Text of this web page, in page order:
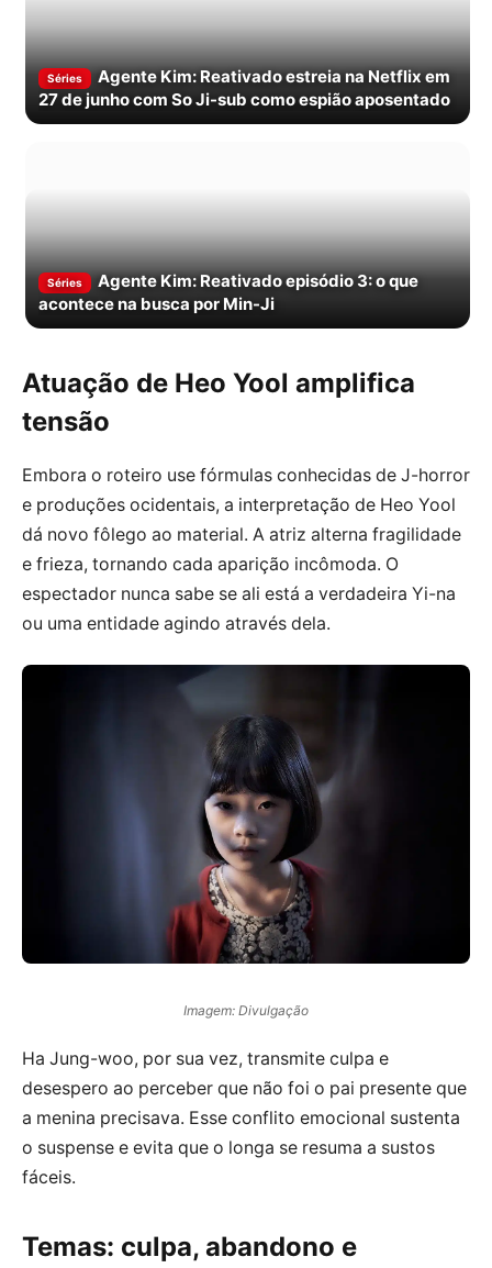
Séries
Agente Kim: Reativado estreia na Netflix em
27 de junho com So Ji-sub como espião aposentado
Séries
Agente Kim: Reativado episódio 3: o que
acontece na busca por Min-Ji
Atuação de Heo Yool amplifica
tensão
Embora o roteiro use fórmulas conhecidas de J-horror
e produções ocidentais, a interpretação de Heo Yool
dá novo fôlego ao material. A atriz alterna fragilidade
e frieza, tornando cada aparição incômoda. O
espectador nunca sabe se ali está a verdadeira Yi-na
ou uma entidade agindo através dela.
Imagem: Divulgação
Ha Jung-woo, por sua vez, transmite culpa e
desespero ao perceber que não foi o pai presente que
a menina precisava. Esse conflito emocional sustenta
o suspense e evita que o longa se resuma a sustos
fáceis.
Temas: culpa, abandono e